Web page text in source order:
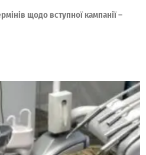
щодо вступної кампанії –